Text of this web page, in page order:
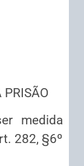
PRISÃO
medida
282, §6º